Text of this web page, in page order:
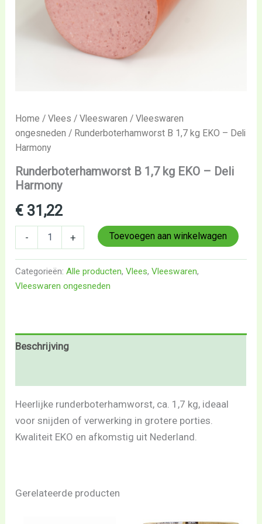
Home /Vlees /Vleeswaren /Vleeswaren
ongesneden / Runderboterhamworst B 1,7 kg EKO – Deli
Harmony
Runderboterhamworst B 1,7 kg EKO – Deli
Harmony
€ 31,22
- + Toevoegen aan winkelwagen
Categorieën:Alle producten,Vlees,Vleeswaren,
Vleeswaren ongesneden
Beschrijving
Heerlijke runderboterhamworst, ca. 1,7 kg, ideaal
voor snijden of verwerking in grotere porties.
Kwaliteit EKO en afkomstig uit Nederland.
Gerelateerde producten